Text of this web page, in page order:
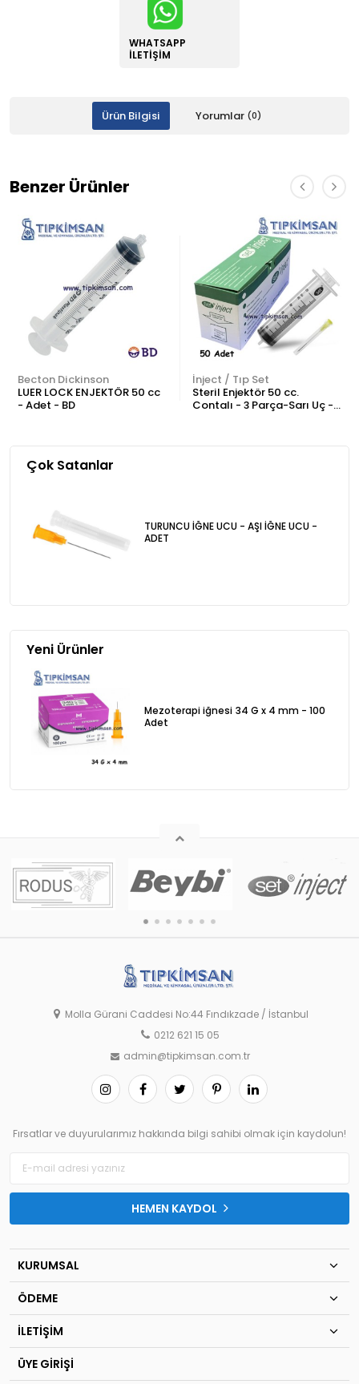
WHATSAPP
İLETIŞIM
Ürün Bilgisi Yorumlar (0)
Benzer Ürünler
Becton Dickinson
LUER LOCK ENJEKTÖR 50 cc
- Adet - BD
İnject / Tıp Set
Steril Enjektör 50 cc.
Contalı - 3 Parça-Sarı Uç -
Çok Satanlar
TURUNCU İĞNE UCU - AŞI İĞNE UCU -
ADET
Yeni Ürünler
Mezoterapi iğnesi 34 G x 4 mm - 100
Adet
Molla Gürani Caddesi No:44 Fındıkzade / İstanbul
0212 621 15 05
admin@tipkimsan.com.tr
Fırsatlar ve duyurularımız hakkında bilgi sahibi olmak için kaydolun!
HEMEN KAYDOL
KURUMSAL
ÖDEME
İLETİŞİM
ÜYE GİRİŞİ